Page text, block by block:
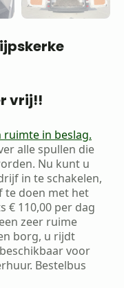
vrij!!
ruimte in beslag.
alle spullen die
Nu kunt u
in te schakelen,
te doen met het
€ 110,00 per dag
een zeer ruime
borg, u rijdt
voor
Bestelbus